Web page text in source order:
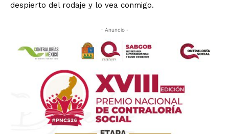
despierto del rodaje y lo vea conmigo.
- Anuncio -